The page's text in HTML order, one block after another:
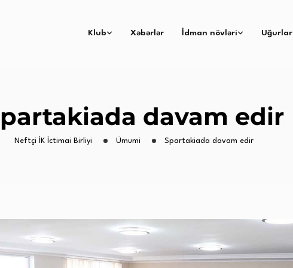
Klub Xəbərlər İdman növləri Uğurlar
davam edir
Neftçi İK İctimai Birliyi Ümumi Spartakiada davam edir